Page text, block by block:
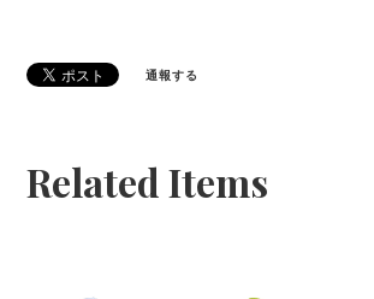
通報する
Related Items